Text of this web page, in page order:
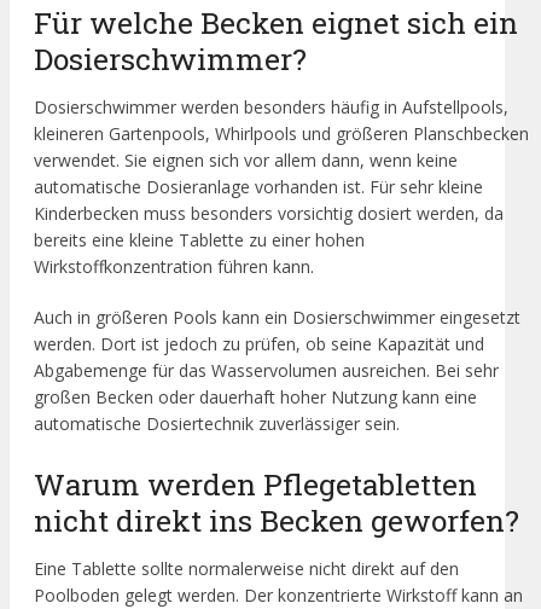
Für welche Becken eignet sich ein
Dosierschwimmer?
Dosierschwimmer werden besonders häufig in Aufstellpools,
kleineren Gartenpools, Whirlpools und größeren Planschbecken
verwendet. Sie eignen sich vor allem dann, wenn keine
automatische Dosieranlage vorhanden ist. Für sehr kleine
Kinderbecken muss besonders vorsichtig dosiert werden, da
bereits eine kleine Tablette zu einer hohen
Wirkstoffkonzentration führen kann.
Auch in größeren Pools kann ein Dosierschwimmer eingesetzt
werden. Dort ist jedoch zu prüfen, ob seine Kapazität und
Abgabemenge für das Wasservolumen ausreichen. Bei sehr
großen Becken oder dauerhaft hoher Nutzung kann eine
automatische Dosiertechnik zuverlässiger sein.
Warum werden Pflegetabletten
nicht direkt ins Becken geworfen?
Eine Tablette sollte normalerweise nicht direkt auf den
Poolboden gelegt werden. Der konzentrierte Wirkstoff kann an